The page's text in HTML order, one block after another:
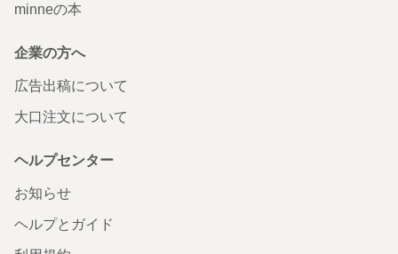
minneの本
企業の方へ
広告出稿について
大口注文について
ヘルプセンター
お知らせ
ヘルプとガイド